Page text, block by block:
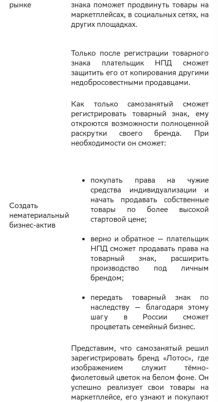
рынке
знака поможет продвинуть товары на
маркетплейсах, в социальных сетях, на
других площадках.
Только после регистрации товарного
знака плательщик НПД сможет
защитить его от копирования другими
недобросовестными продавцами.
Создать
нематериальный
бизнес-актив
Как только самозанятый сможет
регистрировать товарный знак, ему
откроются возможности полноценной
раскрутки своего бренда. При
необходимости он сможет:
покупать права на чужие
средства индивидуализации и
начать продавать собственные
товары по более высокой
стартовой цене;
верно и обратное — плательщик
НПД сможет продавать права на
товарный знак, расширить
производство под личным
брендом;
передать товарный знак по
наследству — благодаря этому
шагу в России сможет
процветать семейный бизнес.
Представим, что самозанятый решил
зарегистрировать бренд «Лотос», где
изображением служит тёмно-
фиолетовый цветок на белом фоне. Он
успешно реализует свои товары на
маркетплейсе, его узнают и покупают